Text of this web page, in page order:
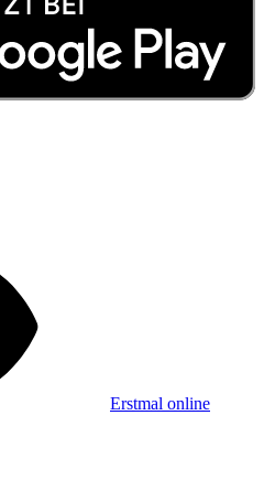
Erstmal online